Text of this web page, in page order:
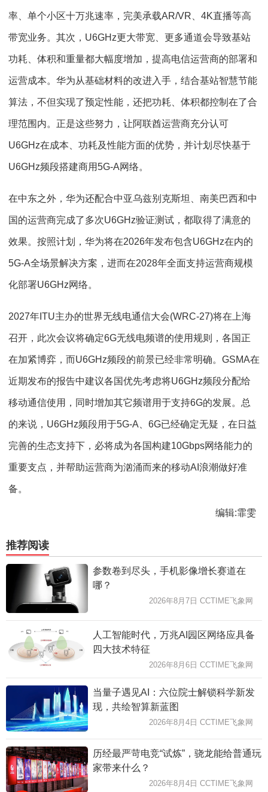
率、单个小区十万兆速率，完美承载AR/VR、4K直播等高
带宽业务。其次，U6GHz更大带宽、更多通道会导致基站
功耗、体积和重量都大幅度增加，提高电信运营商的部署和
运营成本。华为从基础材料的改进入手，结合基站智慧节能
算法，不但实现了预定性能，还把功耗、体积都控制在了合
理范围内。正是这些努力，让阿联酋运营商充分认可
U6GHz在成本、功耗及性能方面的优势，并计划尽快基于
U6GHz频段搭建商用5G-A网络。
在中东之外，华为还配合中亚乌兹别克斯坦、南美巴西和中
国的运营商完成了多次U6GHz验证测试，都取得了满意的
效果。按照计划，华为将在2026年发布包含U6GHz在内的
5G-A全场景解决方案，进而在2028年全面支持运营商规模
化部署U6GHz网络。
2027年ITU主办的世界无线电通信大会(WRC-27)将在上海
召开，此次会议将确定6G无线电频谱的使用规则，各国正
在加紧博弈，而U6GHz频段的前景已经非常明确。GSMA在
近期发布的报告中建议各国优先考虑将U6GHz频段分配给
移动通信使用，同时增加其它频谱用于支持6G的发展。总
的来说，U6GHz频段用于5G-A、6G已经确定无疑，在日益
完善的生态支持下，必将成为各国构建10Gbps网络能力的
重要支点，并帮助运营商为汹涌而来的移动AI浪潮做好准
备。
编辑:霏雯
推荐阅读
参数卷到尽头，手机影像增长赛道在
哪？
2026年8月7日 CCTIME飞象网
人工智能时代，万兆AI园区网络应具备
四大技术特征
2026年8月6日 CCTIME飞象网
当量子遇见AI：六位院士解锁科学新发
现，共绘智算新蓝图
2026年8月4日 CCTIME飞象网
历经最严苛电竞“试炼”，骁龙能给普通玩
家带来什么？
2026年8月4日 CCTIME飞象网